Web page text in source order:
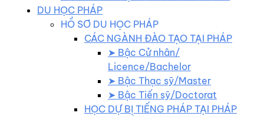
DU HỌC PHÁP
HỒ SƠ DU HỌC PHÁP
CÁC NGÀNH ĐÀO TẠO TẠI PHÁP
➤ Bậc Cử nhân/
Licence/Bachelor
➤ Bậc Thạc sỹ/Master
➤ Bậc Tiến sỹ/Doctorat
HỌC DỰ BỊ TIẾNG PHÁP TẠI PHÁP